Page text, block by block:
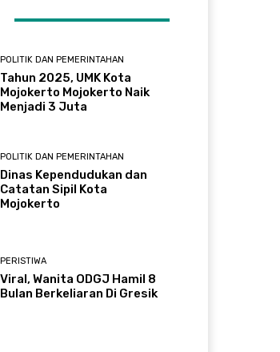
POLITIK DAN PEMERINTAHAN
Tahun 2025, UMK Kota
Mojokerto Mojokerto Naik
Menjadi 3 Juta
POLITIK DAN PEMERINTAHAN
Dinas Kependudukan dan
Catatan Sipil Kota
Mojokerto
PERISTIWA
Viral, Wanita ODGJ Hamil 8
Bulan Berkeliaran Di Gresik